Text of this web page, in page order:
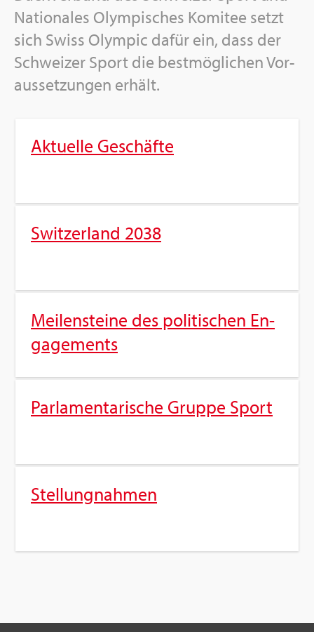
Na­tio­na­les Olym­pi­sches Ko­mi­tee setzt
sich Swiss Olym­pic dafür ein, dass der
Schwei­zer Sport die best­mög­li­chen Vor­
aus­set­zun­gen er­hält.
Ak­tu­el­le Ge­schäf­te
Swit­zer­land 2038
Mei­len­stei­ne des po­li­ti­schen En­
ga­ge­ments
Par­la­men­ta­ri­sche Grup­pe Sport
Stel­lung­nah­men